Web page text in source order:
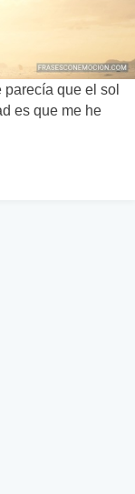
parecía que el sol
es que me he